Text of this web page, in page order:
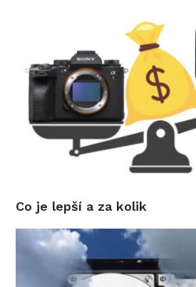
Co je lepší a za kolik